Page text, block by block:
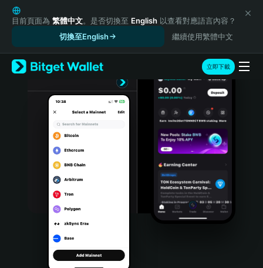
English
日本語
Русский
Español (Latinoamérica)
Türkçe
Português (Portugal)
Bahasa Indonesia
Português (Brasil)
Español (Argentina)
目前頁面為 繁體中文。是否切換至 English 以查看對應語言內容？
切換至English
繼續使用繁體中文
立即下載